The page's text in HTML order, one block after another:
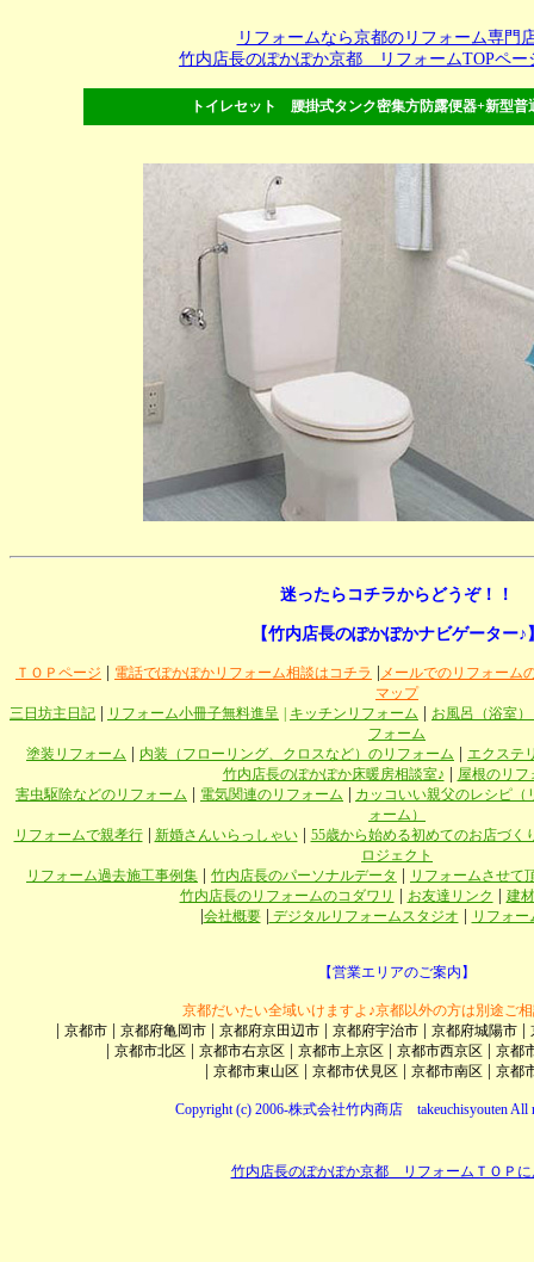
リフォームなら京都のリフォーム専門
竹内店長のぽかぽか京都 リフォームTOPペー
トイレセット 腰掛式タンク密集方防露便器+新型普
迷ったらコチラからどうぞ！！
【竹内店長のぽかぽかナビゲーター♪
ＴＯＰページ 電話でぽかぽかリフォーム相談はコチラ
メールでのリフォーム
マップ
三日坊主日記
リフォーム小冊子無料進呈 キッチンリフォーム
お風呂（浴室
フォーム
塗装リフォーム
内装（フローリング、クロスなど）のリフォーム
エクステ
竹内店長のぽかぽか床暖房相談室♪
屋根のリフ
害虫駆除などのリフォーム
電気関連のリフォーム
カッコいい親父のレシピ（
ォーム）
リフォームで親孝行| 新婚さんいらっしゃい| 55歳から始める初めてのお店づく
ロジェクト
リフォーム過去施工事例集
竹内店長のパーソナルデータ
リフォームさせて
竹内店長のリフォームのコダワリ
お友達リンク 建
会社概要| デジタルリフォームスタジオ リフォー
【営業エリアのご案内】
京都だいたい全域いけますよ♪京都以外の方は別途ご
京都市 京都府亀岡市 京都府京田辺市 京都府宇治市 京都府城陽市
京都市北区| 京都市右京区| 京都市上京区| 京都市西京区| 京都
京都市東山区| 京都市伏見区| 京都市南区| 京都
Copyright (c) 2006-株式会社竹内商店 takeuchisyouten All
竹内店長のぽかぽか京都 リフォームＴＯＰに